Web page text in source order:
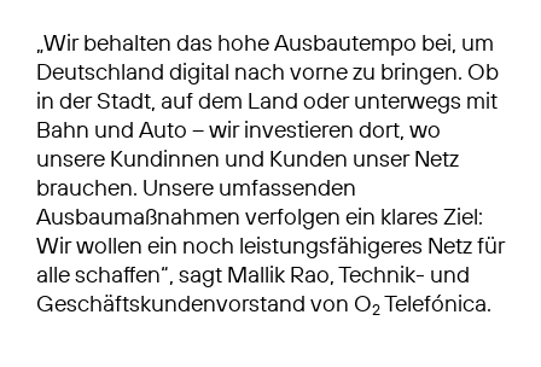
„Wir behalten das hohe Ausbautempo bei, um
Deutschland digital nach vorne zu bringen. Ob
in der Stadt, auf dem Land oder unterwegs mit
Bahn und Auto – wir investieren dort, wo
unsere Kundinnen und Kunden unser Netz
brauchen. Unsere umfassenden
Ausbaumaßnahmen verfolgen ein klares Ziel:
Wir wollen ein noch leistungsfähigeres Netz für
alle schaffen“, sagt Mallik Rao, Technik- und
Geschäftskundenvorstand von O2Telefónica.